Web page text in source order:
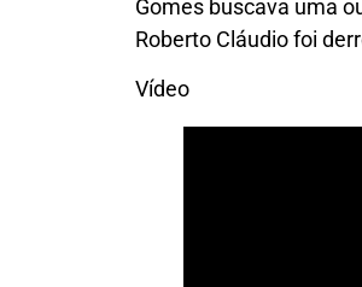
Gomes buscava uma
Roberto Cláudio foi
Vídeo